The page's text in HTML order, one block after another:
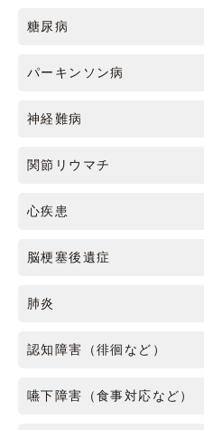
糖尿病
パーキンソン病
神経難病
関節リウマチ
心疾患
脳梗塞後遺症
肺炎
認知障害（徘徊など）
嚥下障害（食事対応など）